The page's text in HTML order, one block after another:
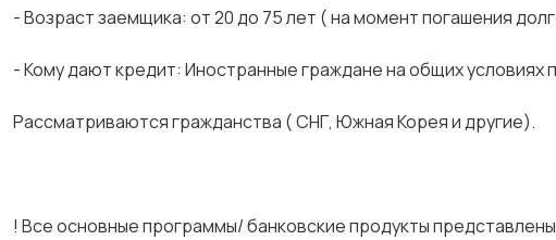
- Возраст заемщика: от 20 до 75 лет ( на момент погашения
- Кому дают кредит: Иностранные граждане на общих
Рассматриваются гражданства ( СНГ, Южная Корея и другие).
! Все основные программы/ банковские продукты